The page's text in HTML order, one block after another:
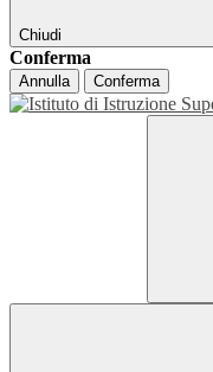
Chiudi
Conferma
Annulla Conferma